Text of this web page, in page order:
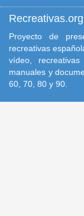
Recreativas.org
Proyecto de
recreativas
vídeo, recreativas
manuales y
60, 70, 80 y 90.